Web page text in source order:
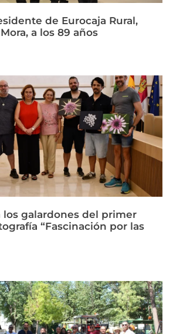
de Eurocaja Rural,
a los 89 años
galardones del primer
“Fascinación por las